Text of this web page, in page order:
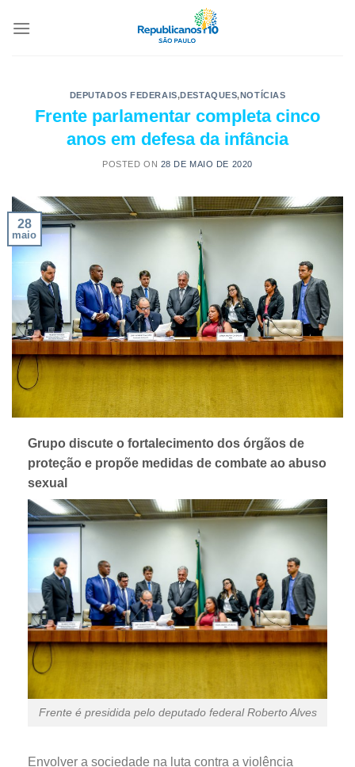
DEPUTADOS FEDERAIS,DESTAQUES,NOTÍCIAS
Frente parlamentar completa cinco
anos em defesa da infância
POSTED ON 28 DE MAIO DE 2020
28
maio
Grupo discute o fortalecimento dos órgãos de
proteção e propõe medidas de combate ao abuso
sexual
Frente é presidida pelo deputado federal Roberto Alves
Envolver a sociedade na luta contra a violência